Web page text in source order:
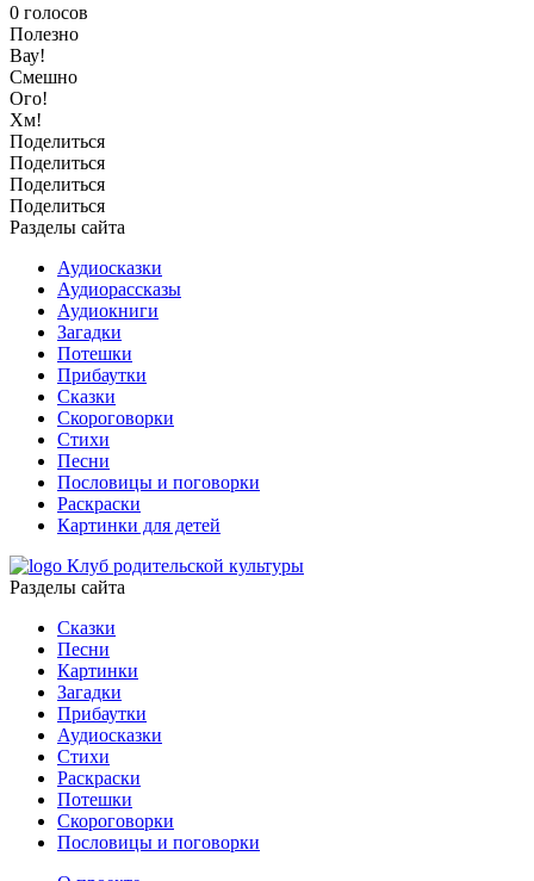
0 голосов
Полезно
Вау!
Смешно
Ого!
Хм!
Поделиться
Поделиться
Поделиться
Поделиться
Разделы сайта
Аудиосказки
Аудиорассказы
Аудиокниги
Загадки
Потешки
Прибаутки
Сказки
Скороговорки
Стихи
Песни
Пословицы и поговорки
Раскраски
Картинки для детей
Клуб родительской культуры
Разделы сайта
Сказки
Песни
Картинки
Загадки
Прибаутки
Аудиосказки
Стихи
Раскраски
Потешки
Скороговорки
Пословицы и поговорки